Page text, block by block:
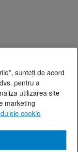
sunteți de acord
pentru a
utilizarea site-
marketing
cookie